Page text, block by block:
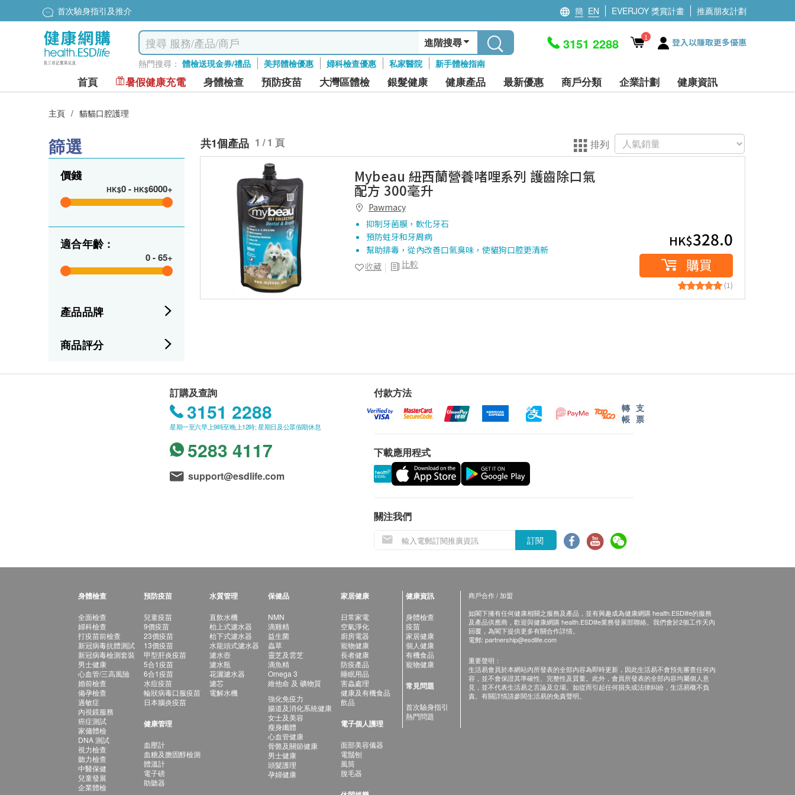
首次驗身指引及推介 簡 EN EVERJOY 獎賞計畫 推薦朋友計劃
進階搜尋
熱門搜尋： 體檢送現金券/禮品 美邦體檢優惠 婦科檢查優惠 私家醫院 新手體檢指南
3151 2288 1 登入以賺取更多優惠
首頁 暑假健康充電 身體檢查 預防疫苗 大灣區體檢 銀髮健康 健康產品 最新優惠 商戶分類 企業計劃 健康資訊
主頁 / 貓貓口腔護理
篩選
價錢
HK$0- HK$6000+
適合年齡 :
0-65+
產品品牌
商品評分
共1個產品 1 / 1 頁 排列
Mybeau 紐西蘭營養啫哩系列 護齒除口氣
配方 300毫升
Pawmacy
抑制牙菌膜，軟化牙石
預防蛀牙和牙周病
幫助排毒，從內改善口氣臭味，使貓狗口腔更清新
比較
收藏
HK$328.0
購買
(1)
訂購及查詢
3151 2288
星期一至六早上9時至晚上12時; 星期日及公眾假期休息
5283 4117
support@esdlife.com
付款方法
轉
帳
支
票
下載應用程式
關注我們
訂閱
身體檢查
全面檢查
婦科檢查
打疫苗前檢查
新冠病毒抗體測試
新冠病毒檢測套裝
男士健康
心血管/三高風險
婚前檢查
備孕檢查
過敏症
內視鏡服務
癌症測試
家傭體檢
DNA 測試
視力檢查
聽力檢查
中醫保健
兒童發展
企業體檢
預防疫苗
兒童疫苗
9價疫苗
23價疫苗
13價疫苗
甲型肝炎疫苗
5合1疫苗
6合1疫苗
水痘疫苗
輪狀病毒口服疫苗
日本腦炎疫苗
健康管理
血壓計
血糖及膽固醇檢測
體溫計
電子磅
助聽器
水質管理
直飲水機
枱上式濾水器
枱下式濾水器
水龍頭式濾水器
濾水壺
濾水瓶
花灑濾水器
濾芯
電解水機
保健品
NMN
滴雞精
益生菌
蟲草
靈芝及雲芝
滴魚精
Omega 3
維他命 及 礦物質
強化免疫力
腸道及消化系統健康
女士及美容
瘦身纖體
心血管健康
骨骼及關節健康
男士健康
頭髮護理
孕婦健康
家居健康
日常家電
空氣淨化
廚房電器
寵物健康
長者健康
防疫產品
睡眠用品
害蟲處理
健康及有機食品
飲品
電子個人護理
面部美容儀器
電鬚刨
風筒
脫毛器
健康資訊
身體檢查
疫苗
家居健康
個人健康
有機食品
寵物健康
常見問題
首次驗身指引
熱門問題
商戶合作 / 加盟
如閣下擁有任何健康相關之服務及產品，並有興趣成為健康網購 health.ESDlife的服務
及產品供應商，歡迎與健康網購 health.ESDlife業務發展部聯絡。我們會於2個工作天內
回覆，為閣下提供更多有關合作詳情。
電郵: partnership@esdlife.com
重要聲明：
生活易會員於本網站內所發表的全部內容為即時更新，因此生活易不會預先審查任何內
容，並不會保證其準確性、完整性及質量。此外，會員所發表的全部內容均屬個人意
見，並不代表生活易之言論及立場。如從而引起任何損失或法律糾紛，生活易概不負
責。有關詳情請參閱生活易的免責聲明。